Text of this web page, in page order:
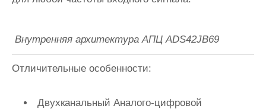
Внутренняя архитектура АПЦ ADS42JB69
Отличительные особенности:
Двухканальный Аналого-цифровой